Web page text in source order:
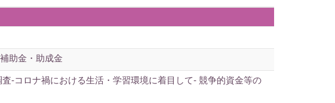
助金・助成金
-コロナ禍における生活・学習環境に着目して- 競争的資金等の